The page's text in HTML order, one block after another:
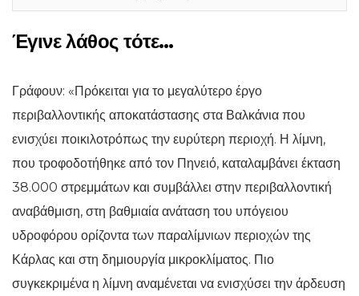
Έγινε λάθος τότε…
Γράφουν: «Πρόκειται για το μεγαλύτερο έργο
περιβαλλοντικής αποκατάστασης στα Βαλκάνια που
ενισχύει ποικιλοτρόπως την ευρύτερη περιοχή. Η λίμνη,
που τροφοδοτήθηκε από τον Πηνειό, καταλαμβάνει έκταση
38.000 στρεμμάτων και συμβάλλει στην περιβαλλοντική
αναβάθμιση, στη βαθμιαία ανάταση του υπόγειου
υδροφόρου ορίζοντα των παραλίμνιων περιοχών της
Κάρλας και στη δημιουργία μικροκλίματος. Πιο
συγκεκριμένα η λίμνη αναμένεται να ενισχύσει την άρδευση